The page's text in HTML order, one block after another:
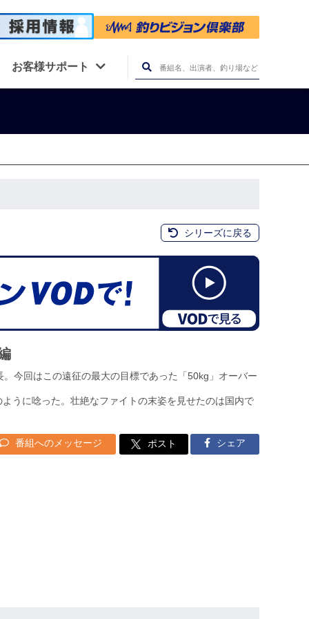
お客様サポート
シリーズに戻る
今回はこの遠征の最大の目標であった「50kg」オーバー
うに唸った。壮絶なファイトの末姿を見せたのは国内で
番組へのメッセージ ポスト シェア